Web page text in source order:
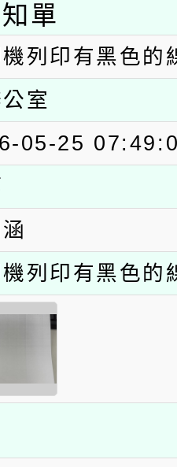
專業研習
人工智慧
講師名單
與教學軟體
員會函釋公
應申請許可
水利署委託
院辦理「
位及節水達
日(星期六)
祈福系列
」
地景藝術節
單
列印有黑色的
室
05-25
列印有黑色的